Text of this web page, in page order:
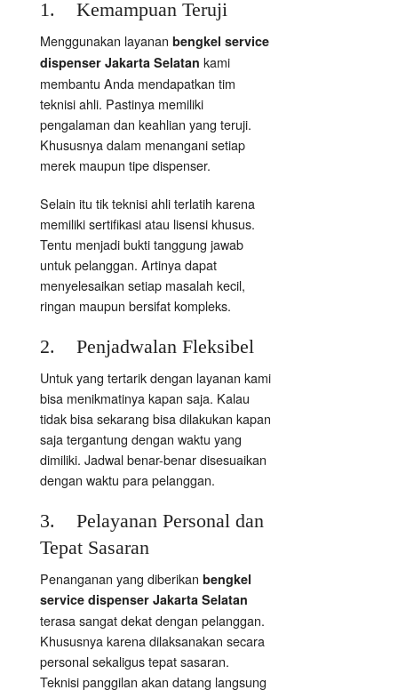
1. Kemampuan Teruji
Menggunakan layanan bengkel service
dispenser Jakarta Selatan kami
membantu Anda mendapatkan tim
teknisi ahli. Pastinya memiliki
pengalaman dan keahlian yang teruji.
Khususnya dalam menangani setiap
merek maupun tipe dispenser.
Selain itu tik teknisi ahli terlatih karena
memiliki sertifikasi atau lisensi khusus.
Tentu menjadi bukti tanggung jawab
untuk pelanggan. Artinya dapat
menyelesaikan setiap masalah kecil,
ringan maupun bersifat kompleks.
2. Penjadwalan Fleksibel
Untuk yang tertarik dengan layanan kami
bisa menikmatinya kapan saja. Kalau
tidak bisa sekarang bisa dilakukan kapan
saja tergantung dengan waktu yang
dimiliki. Jadwal benar-benar disesuaikan
dengan waktu para pelanggan.
3. Pelayanan Personal dan
Tepat Sasaran
Penanganan yang diberikan bengkel
service dispenser Jakarta Selatan
terasa sangat dekat dengan pelanggan.
Khususnya karena dilaksanakan secara
personal sekaligus tepat sasaran.
Teknisi panggilan akan datang langsung